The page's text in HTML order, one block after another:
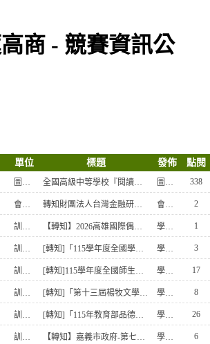
商 - 競賽資訊公
單位 標題 發佈 點閱
圖書館 全國高級中等學校『閱讀心得』及『小論文』寫作比賽 圖書主任 338
會計事務科 轉知財團法人台灣金融研訓院舉辦「115年金融知識線上競賽活動」 會計科主任 2
訓育組 【轉知】2026高雄國際偶戲節-雕光見影全國皮影戲及創意影戲創作比賽暨表演比賽 學務處幹事 1
訓育組 [轉知]「115學年度全國學生創意戲劇比賽實施要點 學務處幹事 3
訓育組 [轉知]115學年度全國師生本土語及新住民語歌謠比賽實施要點 學務處幹事 17
訓育組 [轉知]「第十三屆楊牧文學獎」 學務處幹事 8
訓育組 [轉知]「115年教育部品德教育徵稿（含影音作品）評選活動實施計畫」1份 學務處幹事 26
訓育組 【轉知】嘉義市政府-第七屆有事青年行動競賽 學務處幹事 6